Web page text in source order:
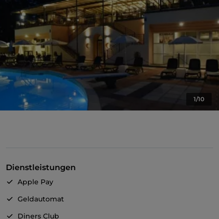
1/10
Dienstleistungen
Apple Pay
Geldautomat
Diners Club